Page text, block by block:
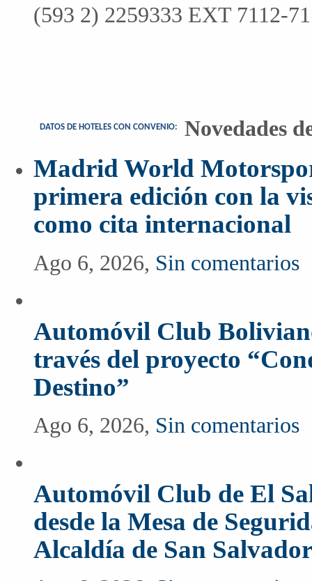
(593 2) 2259333 EXT 7112-
DATOS DE HOTELES CON CONVENIO: Novedades
Madrid World
primera edición con la
como cita internacional
Ago 6, 2026, Sin comentarios
Automóvil Club
través del proyecto
Destino”
Ago 6, 2026, Sin comentarios
Automóvil Club de El
desde la Mesa de
Alcaldía de San Salvador